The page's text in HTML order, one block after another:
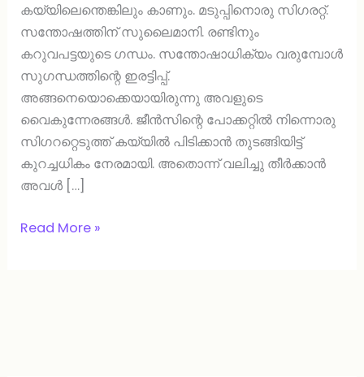
കയ്യിലെന്തെങ്കിലും കാണും. മടുപ്പിനൊരു സിഗരറ്റ്.
സന്തോഷത്തിന് സുലൈമാനി. രണ്ടിനും
കറുവപട്ടയുടെ ഗന്ധം. സന്തോഷാധിക്യം വരുമ്പോൾ
സുഗന്ധത്തിന്റെ ഇരട്ടിപ്പ്.
അങ്ങനെയൊക്കെയായിരുന്നു അവളുടെ
വൈകുന്നേരങ്ങൾ. ജീൻസിന്റെ പോക്കറ്റിൽ നിന്നൊരു
സിഗററ്റെടുത്ത് കയ്യിൽ പിടിക്കാൻ തുടങ്ങിയിട്ട്
കുറച്ചധികം നേരമായി. അതൊന്ന് വലിച്ചു തീർക്കാൻ
അവൾ […]
Read More »